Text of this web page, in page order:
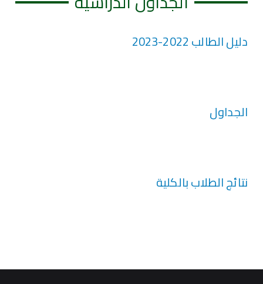
دليل الطالب 2022-2023
الجداول
نتائج الطلاب بالكلية